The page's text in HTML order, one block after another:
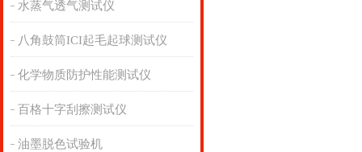
水蒸气透气测试仪
八角鼓筒ICI起毛起球测试仪
化学物质防护性能测试仪
百格十字刮擦测试仪
油墨脱色试验机